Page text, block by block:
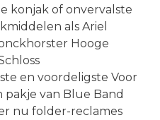
konjak of onvervalste
als Ariel
Hooge
en voordeligste Voor
pakje van Blue Band
nu folder-reclames